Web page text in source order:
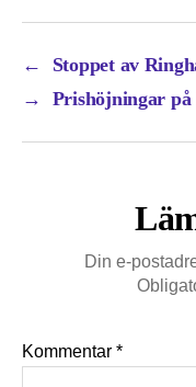
←
Stoppet av
→
Prishöjningar
Din e-
Kommentar *